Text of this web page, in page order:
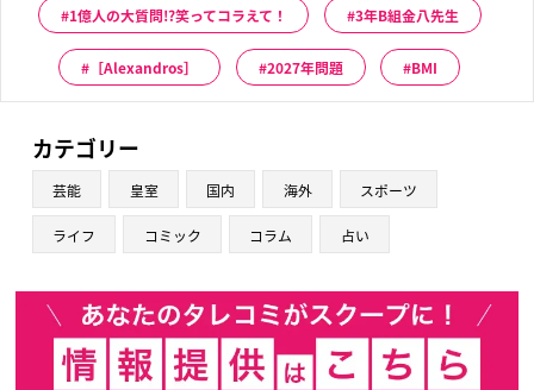
1億人の大質問!?笑ってコラえて！ 3年B組金八先生
［Alexandros］ 2027年問題 BMI
カテゴリー
芸能 皇室 国内 海外 スポーツ
ライフ コミック コラム 占い